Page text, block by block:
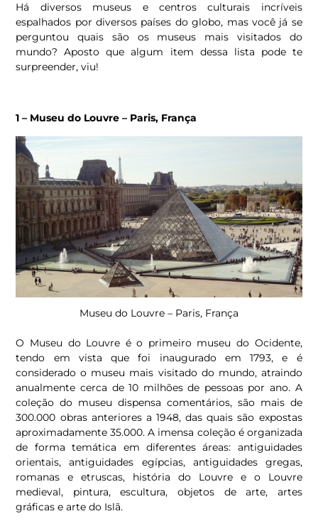
Há diversos museus e centros culturais incríveis
espalhados por diversos países do globo, mas você já se
perguntou quais são os museus mais visitados do
mundo? Aposto que algum item dessa lista pode te
surpreender, viu!
1 – Museu do Louvre – Paris, França
Museu do Louvre – Paris, França
O Museu do Louvre é o primeiro museu do Ocidente,
tendo em vista que foi inaugurado em 1793, e é
considerado o museu mais visitado do mundo, atraindo
anualmente cerca de 10 milhões de pessoas por ano. A
coleção do museu dispensa comentários, são mais de
300.000 obras anteriores a 1948, das quais são expostas
aproximadamente 35.000. A imensa coleção é organizada
de forma temática em diferentes áreas: antiguidades
orientais, antiguidades egípcias, antiguidades gregas,
romanas e etruscas, história do Louvre e o Louvre
medieval, pintura, escultura, objetos de arte, artes
gráficas e arte do Islã.